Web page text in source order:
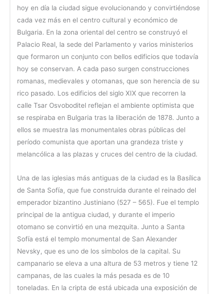
hoy en día la ciudad sigue evolucionando y convirtiéndose
cada vez más en el centro cultural y económico de
Bulgaria. En la zona oriental del centro se construyó el
Palacio Real, la sede del Parlamento y varios ministerios
que formaron un conjunto con bellos edificios que todavía
hoy se conservan. A cada paso surgen construcciones
romanas, medievales y otomanas, que son herencia de su
rico pasado. Los edificios del siglo XIX que recorren la
calle Tsar Osvoboditel reflejan el ambiente optimista que
se respiraba en Bulgaria tras la liberación de 1878. Junto a
ellos se muestra las monumentales obras públicas del
período comunista que aportan una grandeza triste y
melancólica a las plazas y cruces del centro de la ciudad.
Una de las iglesias más antiguas de la ciudad es la Basílica
de Santa Sofía, que fue construida durante el reinado del
emperador bizantino Justiniano (527 – 565). Fue el templo
principal de la antigua ciudad, y durante el imperio
otomano se convirtió en una mezquita. Junto a Santa
Sofía está el templo monumental de San Alexander
Nevsky, que es uno de los símbolos de la capital. Su
campanario se eleva a una altura de 53 metros y tiene 12
campanas, de las cuales la más pesada es de 10
toneladas. En la cripta de está ubicada una exposición de